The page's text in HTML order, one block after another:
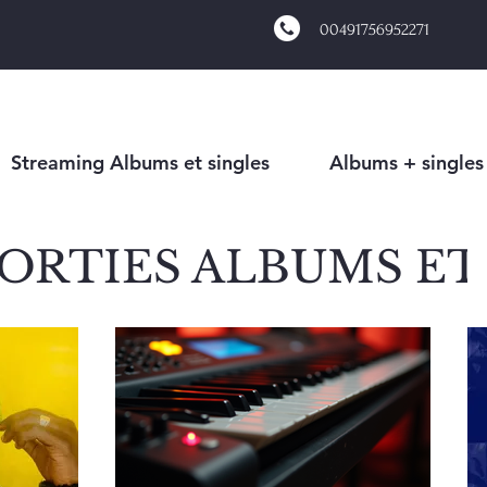
00491756952271
Streaming Albums et singles Albums + singles
ALBUMS
HOP
MALI-